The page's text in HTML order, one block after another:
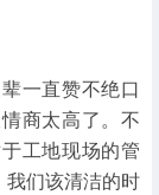
一直赞不绝口
商太高了。不
工地现场的管
我们该清洁的时